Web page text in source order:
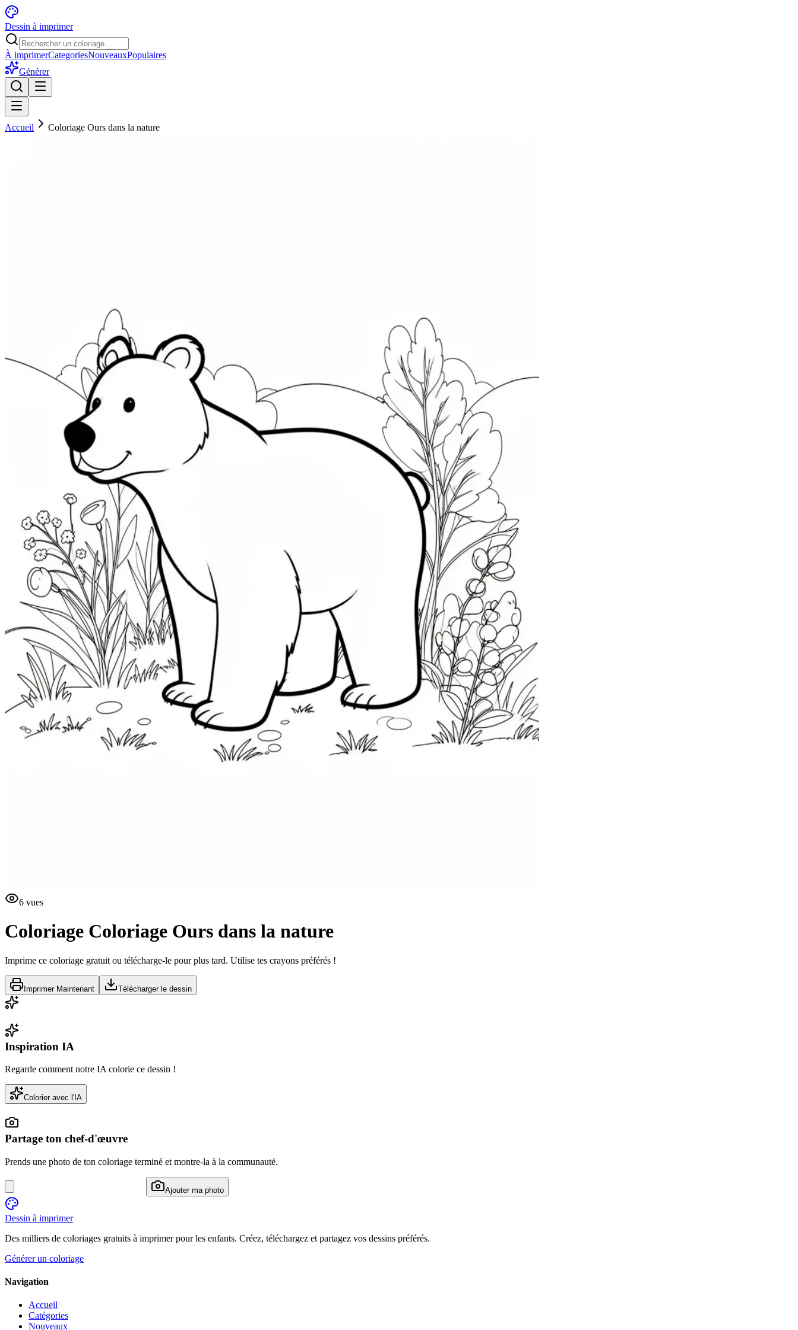
Dessin à imprimer
À imprimerCategoriesNouveauxPopulaires
Générer
Accueil Coloriage Ours dans la nature
6 vues
Coloriage Coloriage Ours dans la nature
Imprime ce coloriage gratuit ou télécharge-le pour plus tard. Utilise tes crayons préférés !
Imprimer Maintenant Télécharger le dessin
Inspiration IA
Regarde comment notre IA colorie ce dessin !
Colorier avec l'IA
Partage ton chef-d'œuvre
Prends une photo de ton coloriage terminé et montre-la à la communauté.
Ajouter ma photo
Dessin à imprimer
Des milliers de coloriages gratuits à imprimer pour les enfants. Créez, téléchargez et partagez vos dessins préférés.
Générer un coloriage
Navigation
Accueil
Catégories
Nouveaux